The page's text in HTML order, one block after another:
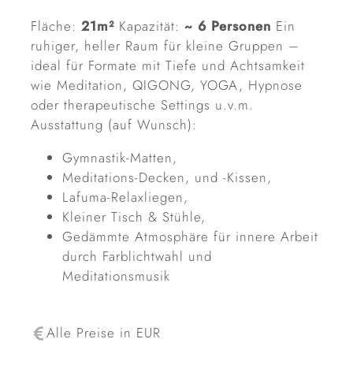
Fläche:21m² Kapazität: ~ 6 Personen Ein
ruhiger, heller Raum für kleine Gruppen –
ideal für Formate mit Tiefe und Achtsamkeit
wie Meditation, QIGONG, YOGA, Hypnose
oder therapeutische Settings u.v.m.
Ausstattung (auf Wunsch):
Gymnastik-Matten,
Meditations-Decken, und -Kissen,
Lafuma-Relaxliegen,
Kleiner Tisch & Stühle,
Gedämmte Atmosphäre für innere Arbeit
durch Farblichtwahl und
Meditationsmusik
Alle Preise in EUR